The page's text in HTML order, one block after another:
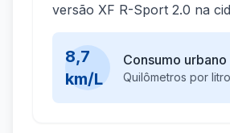
versão XF R-Sport 2.0 na
8,7
km/L
Consumo urbano
Quilômetros por litro